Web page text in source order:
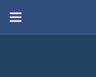
вмістуMenu